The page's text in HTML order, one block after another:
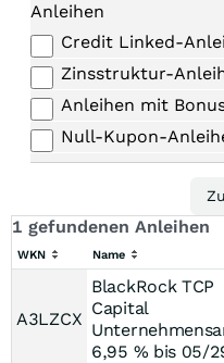
Anleihen
Credit Linked-
Zinsstruktur-
Anleihen mit
Null-Kupon-
1 gefundenen Anleihen
WKN Name
A3LZCX
BlackRock TCP
Capital
6,95 % bis 05/